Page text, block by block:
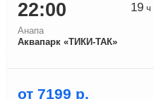
22:00
Анапа
Аквапарк «ТИКИ-ТАК»
19ч
от 7199 р.